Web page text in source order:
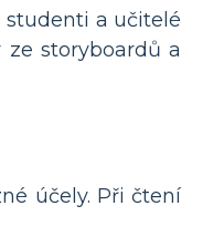
studenti a učitelé
storyboardů a
účely. Při čtení